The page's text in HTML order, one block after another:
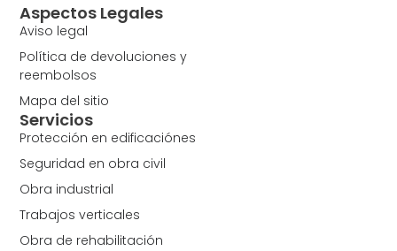
Aspectos Legales
Aviso legal
Política de devoluciones y
reembolsos
Mapa del sitio
Servicios
Protección en edificaciónes
Seguridad en obra civil
Obra industrial
Trabajos verticales
Obra de rehabilitación